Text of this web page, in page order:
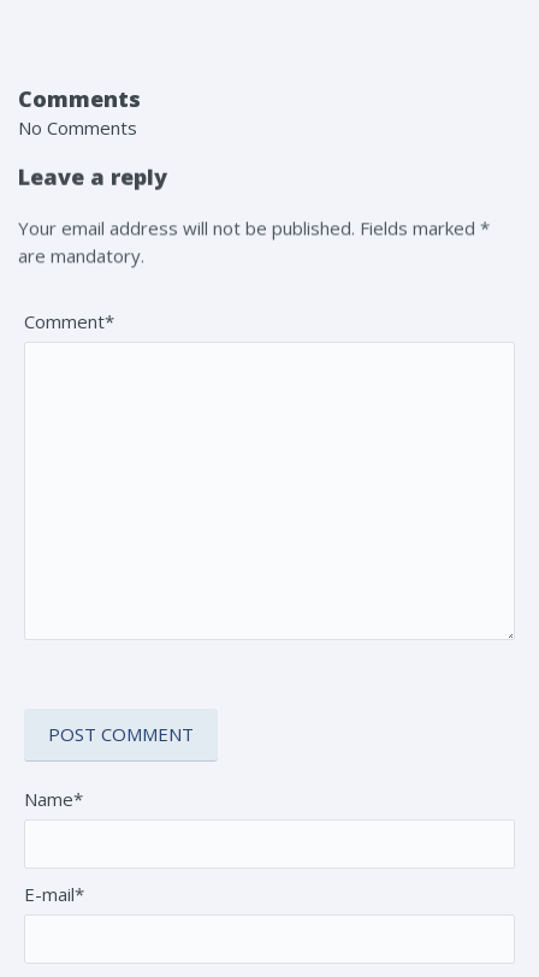
Comments
No Comments
Leave a reply
Your email address will not be published. Fields marked *
are mandatory.
Comment*
Name*
E-mail*